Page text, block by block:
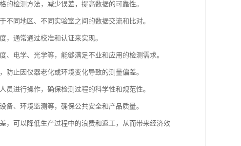
检测方法，减少误差，提高数据的可靠性。
同地区、不同实验室之间的数据交流和比对。
，通常通过校准和认证来实现。
电学、光学等，能够满足不业和应用的检测需求。
止因仪器老化或环境变化导致的测量偏差。
进行操作，确保检测过程的科学性和规范性。
、环境监测等，确保公共安全和产品质量。
，可以降低生产过程中的浪费和返工，从而带来经济效